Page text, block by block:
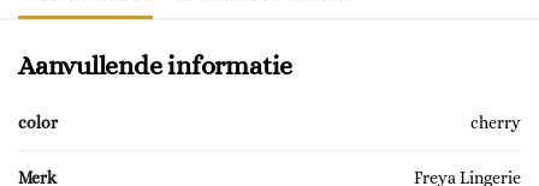
Aanvullende informatie
color cherry
Merk Freya Lingerie